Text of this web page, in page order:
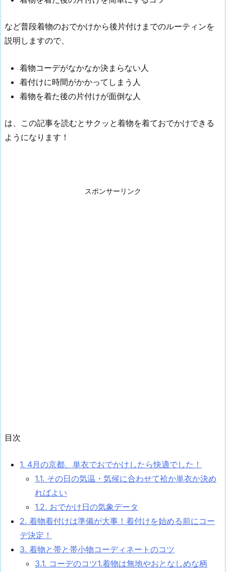
など普段着物のおでかけから後片付けまでのルーティンを
説明しますので、
着物コーデがなかなか決まらない人
着付けに時間がかかってしまう人
着物を着た後の片付けが面倒な人
は、この記事を読むとサクッと着物を着ておでかけできる
ようになります！
スポンサーリンク
目次
1. 4月の京都、単衣でおでかけしたら快適でした！
1.1. その日の気温・気候に合わせて袷か単衣か決め
ればよい
1.2. おでかけ日の気象データ
2. 着物着付けは準備が大事！着付けを始める前にコー
デ決定！
3. 着物と帯と帯小物コーディネートのコツ
3.1. コーデのコツ1.着物は無地やおとなしめな柄